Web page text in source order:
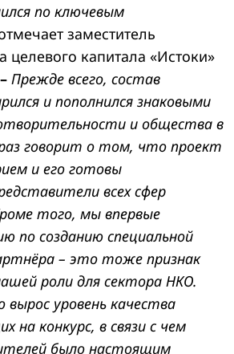
по ключевым
заместитель
целевого капитала «Истоки»
– Прежде всего, состав
и пополнился знаковыми
и общества в
говорит о том, что проект
и его готовы
всех сфер
того, мы впервые
по созданию специальной
– это тоже признак
роли для сектора НКО.
вырос уровень качества
на конкурс, в связи с чем
было настоящим